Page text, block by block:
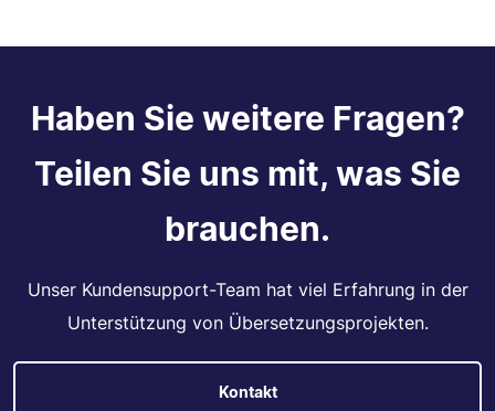
Haben Sie weitere Fragen?
Teilen Sie uns mit, was Sie
brauchen.
Unser Kundensupport-Team hat viel Erfahrung in der
Unterstützung von Übersetzungsprojekten.
Kontakt